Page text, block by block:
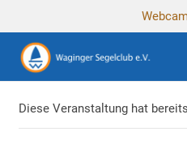
Diese Veranstaltung hat